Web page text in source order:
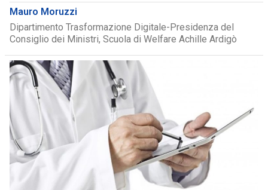
Mauro Moruzzi
Dipartimento Trasformazione Digitale-Presidenza del
Consiglio dei Ministri, Scuola di Welfare Achille Ardigò